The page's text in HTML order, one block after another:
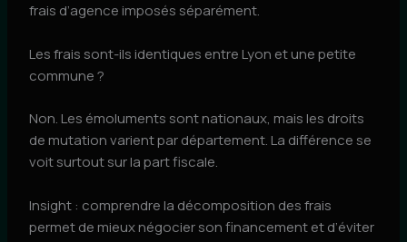
frais d’agence imposés séparément.
Les frais sont-ils identiques entre Lyon et une petite
commune ?
Non. Les émoluments sont nationaux, mais les droits
de mutation varient par département. La différence se
voit surtout sur la part fiscale.
Insight : comprendre la décomposition des frais
permet de mieux négocier son financement et d’éviter